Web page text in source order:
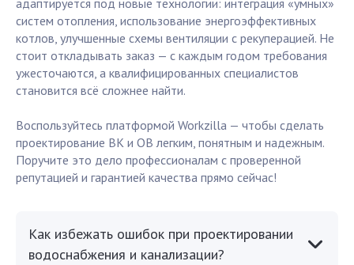
адаптируется под новые технологии: интеграция «умных»
систем отопления, использование энергоэффективных
котлов, улучшенные схемы вентиляции с рекуперацией. Не
стоит откладывать заказ — с каждым годом требования
ужесточаются, а квалифицированных специалистов
становится всё сложнее найти.
Воспользуйтесь платформой Workzilla — чтобы сделать
проектирование ВК и ОВ легким, понятным и надежным.
Поручите это дело профессионалам с проверенной
репутацией и гарантией качества прямо сейчас!
Как избежать ошибок при проектировании
водоснабжения и канализации?